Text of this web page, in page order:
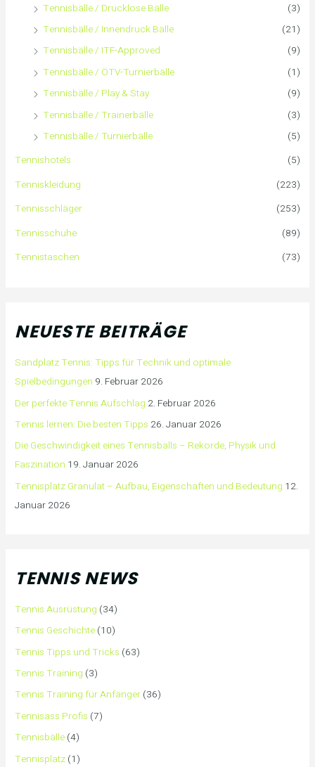
Tennisbälle / Drucklose Bälle
(3)
Tennisbälle / Innendruck Bälle
(21)
Tennisbälle / ITF-Approved
(9)
Tennisbälle / ÖTV-Turnierbälle
(1)
Tennisbälle / Play & Stay
(9)
Tennisbälle / Trainerbälle
(3)
Tennisbälle / Turnierbälle
(5)
Tennishotels
(5)
Tenniskleidung
(223)
Tennisschläger
(253)
Tennisschuhe
(89)
Tennistaschen
(73)
NEUESTE BEITRÄGE
Sandplatz Tennis: Tipps für Technik und optimale
Spielbedingungen 9. Februar 2026
Der perfekte Tennis Aufschlag 2. Februar 2026
Tennis lernen: Die besten Tipps 26. Januar 2026
Die Geschwindigkeit eines Tennisballs – Rekorde, Physik und
Faszination 19. Januar 2026
Tennisplatz Granulat – Aufbau, Eigenschaften und Bedeutung 12.
Januar 2026
TENNIS NEWS
Tennis Ausrüstung (34)
Tennis Geschichte (10)
Tennis Tipps und Tricks (63)
Tennis Training (3)
Tennis Training für Anfänger (36)
Tennisass Profis (7)
Tennisbälle (4)
Tennisplatz (1)